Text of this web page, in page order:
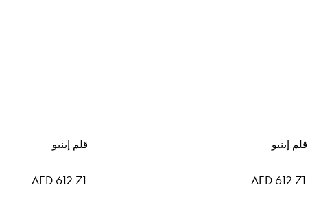
قلم إينيو
AED 612.71
قلم إينيو
AED 612.71